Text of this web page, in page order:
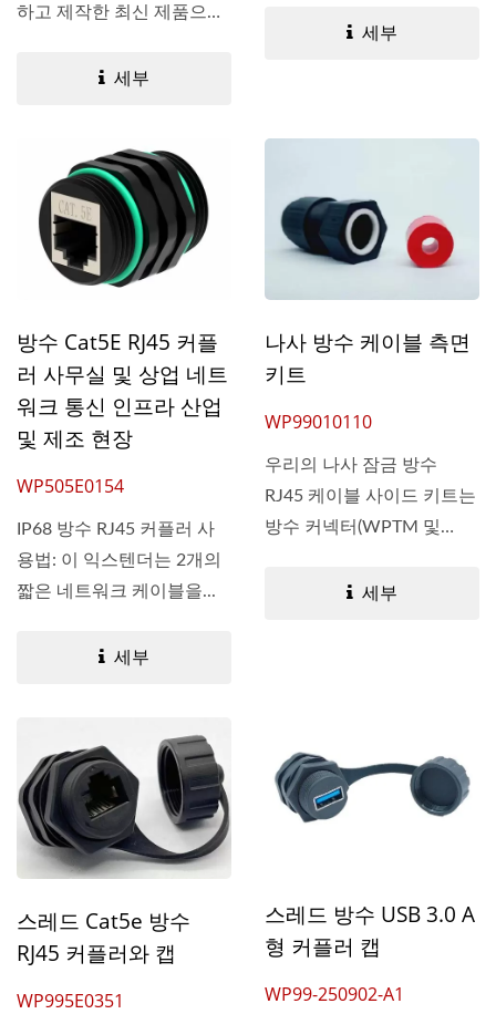
하고 제작한 최신 제품으
세부
세부
방수 Cat5E RJ45 커플
러 사무실 및 상업 네트
워크 통신 인프라 산업
및 제조 현장
WP505E0154
IP68 방수 RJ45 커플러 사
용법: 이 익스텐더는 2개의
짧은 네트워크 케이블을...
세부
나사 방수 케이블 측면
키트
WP99010110
우리의 나사 잠금 방수
RJ45 케이블 사이드 키트는
방수 커넥터(WPTM 및
세부
스레드 Cat5e 방수
RJ45 커플러와 캡
WP995E0351
스레드 방수 USB 3.0 A
형 커플러 캡
WP99-250902-A1